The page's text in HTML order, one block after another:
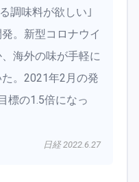
調味料が欲しい｣
。新型コロナウイ
海外の味が手軽に
。2021年2月の発
標の1.5倍になっ
日経 2022.6.27